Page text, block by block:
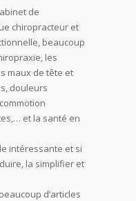
de
chiropracteur et
beaucoup
les
maux de tête et
douleurs
et la santé en
intéressante et si
la simplifier et
d’articles